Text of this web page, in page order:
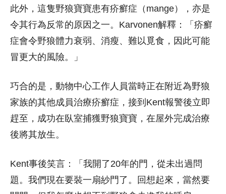
此外，這隻野狼寶寶患有疥癬症（mange），亦是
令其行為反常的原因之一。Karvonen解釋：「疥癬
症會令野狼體力衰弱、消瘦、難以覓食，因此可能
冒更大的風險。」
巧合的是，動物中心工作人員當時正在附近為野狼
家族的其他成員治療疥癬症，接到Kent報警後立即
趕至，成功在臥室捕獲野狼寶寶，在屋外完成治療
後將其放生。
Kent事後笑言：「我開了20年的門，從未出過問
題。我們現在要裝一扇紗門了。回想起來，當然要